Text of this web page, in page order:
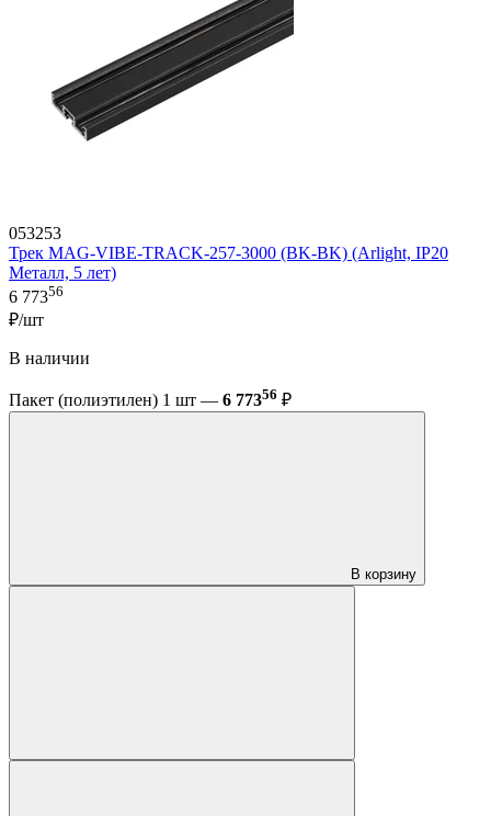
053253
Трек MAG-VIBE-TRACK-257-3000 (BK-BK) (Arlight, IP20
Металл, 5 лет)
6 77356
₽/шт
В наличии
Пакет (полиэтилен) 1 шт — 6 77356 ₽
В корзину